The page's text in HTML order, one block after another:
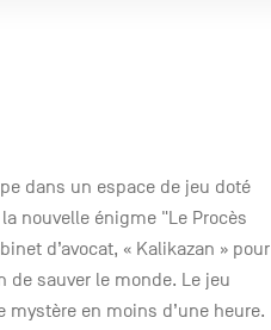
dans un espace de jeu doté
nouvelle énigme "Le Procès
d’avocat, « Kalikazan » pour
sauver le monde. Le jeu
mystère en moins d’une heure.